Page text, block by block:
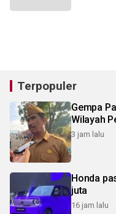
Terpopuler
Gempa
Wilayah
3 jam lalu
Honda
juta
16 jam lalu